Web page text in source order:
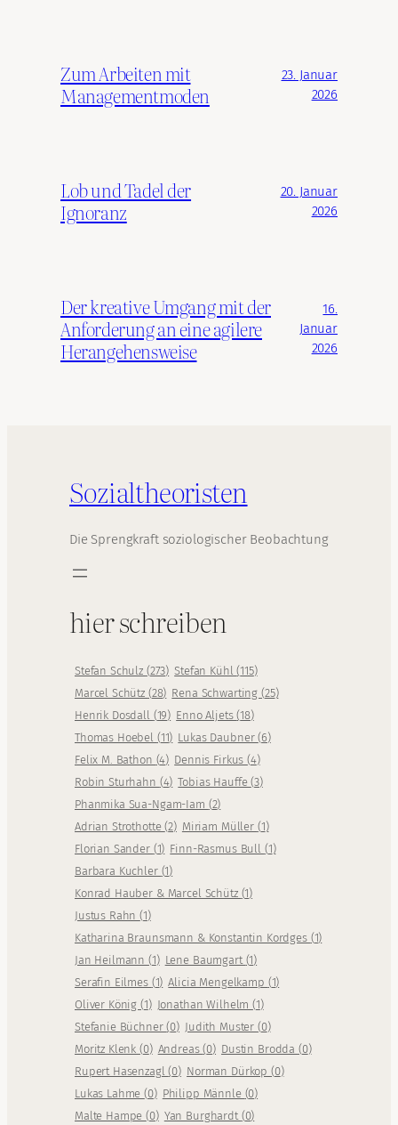
Zum Arbeiten mit
Managementmoden
23. Januar
2026
Lob und Tadel der
Ignoranz
20. Januar
2026
Der kreative Umgang mit der
Anforderung an eine agilere
Herangehensweise
16.
Januar
2026
Sozialtheoristen
Die Sprengkraft soziologischer Beobachtung
hier schreiben
Stefan Schulz (273) Stefan Kühl(115)
Marcel Schütz (28) Rena Schwarting (25)
Henrik Dosdall (19) Enno Aljets(18)
Thomas Hoebel (11) Lukas Daubner(6)
Felix M. Bathon (4) Dennis Firkus(4)
Robin Sturhahn (4) Tobias Hauffe(3)
Phanmika Sua-Ngam-Iam (2)
Adrian Strothotte(2) Miriam Müller (1)
Florian Sander (1) Finn-Rasmus Bull (1)
Barbara Kuchler (1)
Konrad Hauber & Marcel Schütz (1)
Justus Rahn(1)
Katharina Braunsmann & Konstantin Kordges (1)
Jan Heilmann(1) Lene Baumgart (1)
Serafin Eilmes (1) Alicia Mengelkamp (1)
Oliver König(1) Jonathan Wilhelm(1)
Stefanie Büchner(0) Judith Muster (0)
Moritz Klenk(0) Andreas(0) Dustin Brodda (0)
Rupert Hasenzagl(0) Norman Dürkop (0)
Lukas Lahme(0) Philipp Männle (0)
Malte Hampe(0) Yan Burghardt (0)